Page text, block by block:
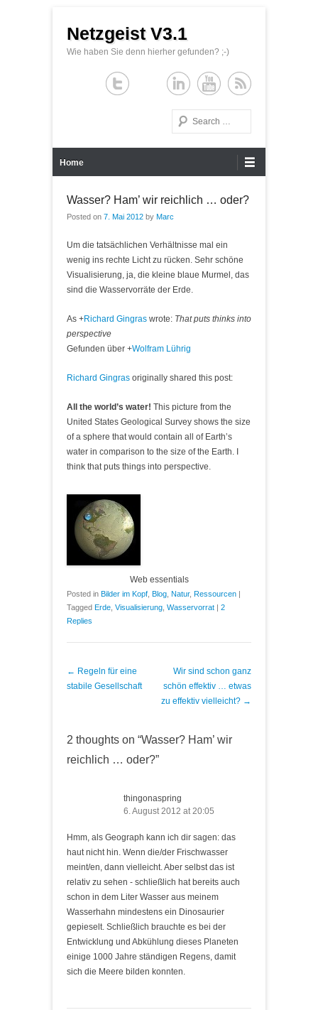
Netzgeist V3.1
Wie haben Sie denn hierher gefunden? ;-)
Search
Home
Wasser? Ham’ wir reichlich … oder?
Posted on 7. Mai 2012 by Marc
Um die tatsächlichen Verhältnisse mal ein
wenig ins rechte Licht zu rücken. Sehr schöne
Visualisierung, ja, die kleine blaue Murmel, das
sind die Wasservorräte der Erde.
As +Richard Gingras wrote: That puts thinks into
perspective
Gefunden über +Wolfram Lührig
Richard Gingras originally shared this post:
All the world’s water! This picture from the
United States Geological Survey shows the size
of a sphere that would contain all of Earth’s
water in comparison to the size of the Earth. I
think that puts things into perspective.
Web essentials
Posted in Bilder im Kopf Blog Natur, Ressourcen |
Tagged Erde Visualisierung Wasservorrat | 2
Replies
Post navigation
← Regeln für eine
stabile Gesellschaft
Wir sind schon ganz
schön effektiv … etwas
zu effektiv vielleicht? →
2 thoughts on “Wasser? Ham’ wir
reichlich … oder?”
thingonaspring
6. August 2012 at 20:05
Hmm, als Geograph kann ich dir sagen: das
haut nicht hin. Wenn die/der Frischwasser
meint/en, dann vielleicht. Aber selbst das ist
relativ zu sehen - schließlich hat bereits auch
schon in dem Liter Wasser aus meinem
Wasserhahn mindestens ein Dinosaurier
gepieselt. Schließlich brauchte es bei der
Entwicklung und Abkühlung dieses Planeten
einige 1000 Jahre ständigen Regens, damit
sich die Meere bilden konnten.